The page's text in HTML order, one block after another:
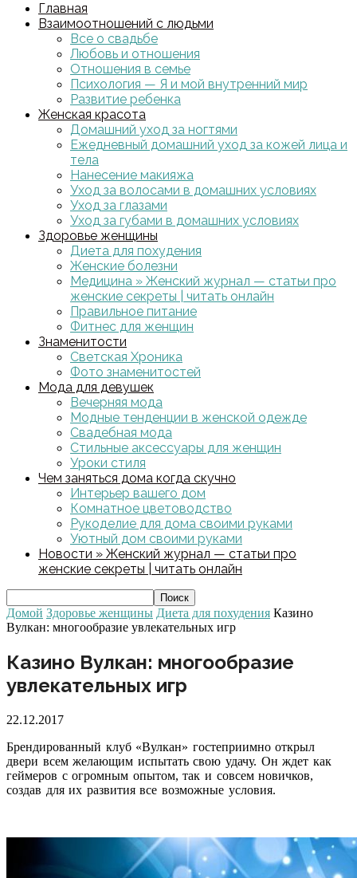
Главная
Взаимоотношений с людьми
Все о свадьбе
Любовь и отношения
Отношения в семье
Психология — Я и мой внутренний мир
Развитие ребенка
Женская красота
Домашний уход за ногтями
Ежедневный домашний уход за кожей лица и
тела
Нанесение макияжа
Уход за волосами в домашних условиях
Уход за глазами
Уход за губами в домашних условиях
Здоровье женщины
Диета для похудения
Женские болезни
Медицина » Женский журнал — статьи про
женские секреты | читать онлайн
Правильное питание
Фитнес для женщин
Знаменитости
Светская Хроника
Фото знаменитостей
Мода для девушек
Вечерняя мода
Модные тенденции в женской одежде
Свадебная мода
Стильные аксессуары для женщин
Уроки стиля
Чем заняться дома когда скучно
Интерьер вашего дом
Комнатное цветоводство
Рукоделие для дома своими руками
Уютный дом своими руками
Новости » Женский журнал — статьи про
женские секреты | читать онлайн
Домой Здоровье женщины Диета для похудения Казино
Вулкан: многообразие увлекательных игр
Казино Вулкан: многообразие
увлекательных игр
22.12.2017
Брендированный клуб «Вулкан» гостеприимно открыл
двери всем желающим испытать свою удачу. Он ждет как
геймеров с огромным опытом, так и совсем новичков,
создав для их развития все возможные условия.